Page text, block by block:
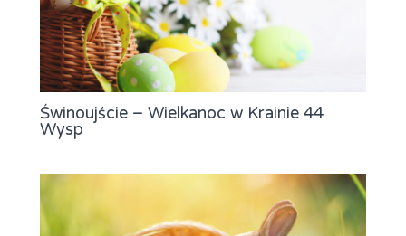
Świnoujście – Wielkanoc w Krainie 44
Wysp